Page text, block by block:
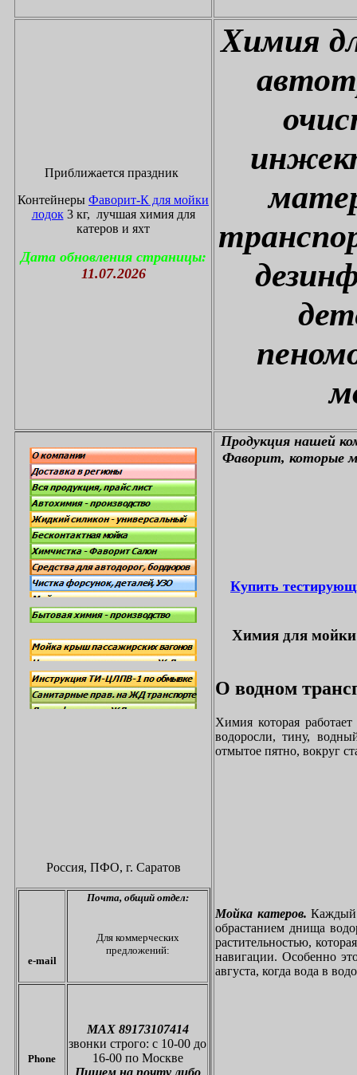
Приближается праздник
Контейнеры Фаворит-К для мойки
лодок3 кг, лучшая химия для
катеров и яхт
Дата обновления страницы:
11.07.2026
Химия
Россия, ПФО, г. Саратов
e-mail
Почта, общий отдел:
Для коммерческих
предложений:
Phone
МАХ 89173107414
звонки строго: с 10-00 до
16-00 по Москве
Пишем на почту либо
Продукция нашей
Фаворит, которые
Купить
Химия для мойки
О водном
Химия которая
водоросли, тину,
отмытое пятно, вокруг
Мойка катеров. Каждый
обрастанием днища
растительностью,
навигации. Особенно
августа, когда вода в